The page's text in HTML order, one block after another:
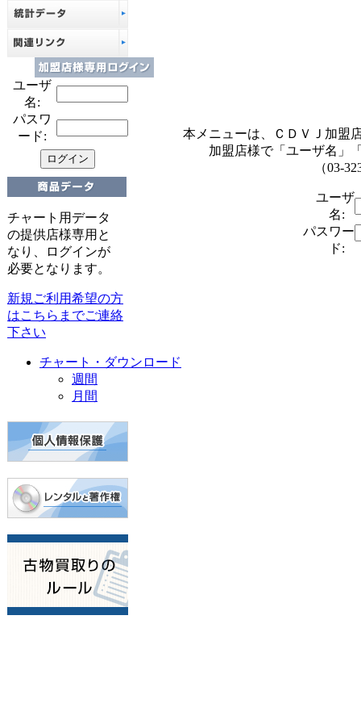
ユーザ
名:
パスワ
ード:
チャート用データ
の提供店様専用と
なり、ログインが
必要となります。
新規ご利用希望の方
はこちらまでご連絡
下さい
チャート・ダウンロード
週間
月間
本メニューは、ＣＤＶＪ加盟
加盟店様で「ユーザ名」
（03-
ユーザ
名:
パスワー
ド: